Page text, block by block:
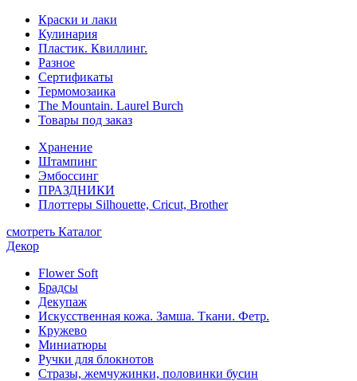
Краски и лаки
Кулинария
Пластик. Квиллинг.
Разное
Сертификаты
Термомозаика
The Mountain. Laurel Burch
Товары под заказ
Хранение
Штампинг
Эмбоссинг
ПРАЗДНИКИ
Плоттеры Silhouette, Cricut, Brother
смотреть Каталог
Декор
Flower Soft
Брадсы
Декупаж
Искусственная кожа. Замша. Ткани. Фетр.
Кружево
Миниатюры
Ручки для блокнотов
Стразы, жемчужинки, половинки бусин